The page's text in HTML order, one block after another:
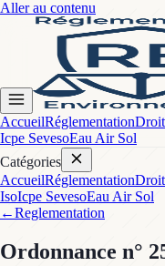
Aller au contenu
AccueilRéglementation
Icpe SevesoEau Air Sol
Catégories
AccueilRéglementation
IsoIcpe SevesoEau Air Sol
←Reglementation
Ordonnance n°